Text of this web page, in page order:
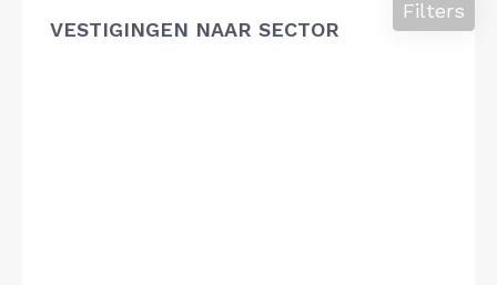
VESTIGINGEN NAAR SECTOR
Filters